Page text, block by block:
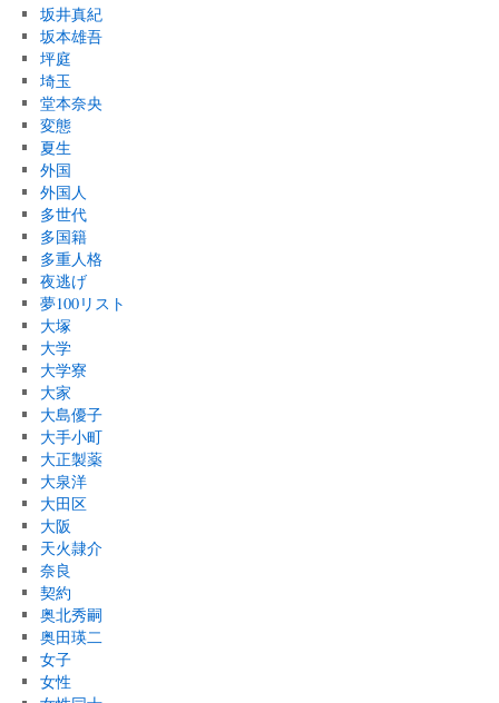
坂井真紀
坂本雄吾
坪庭
埼玉
堂本奈央
変態
夏生
外国
外国人
多世代
多国籍
多重人格
夜逃げ
夢100リスト
大塚
大学
大学寮
大家
大島優子
大手小町
大正製薬
大泉洋
大田区
大阪
天火隷介
奈良
契約
奥北秀嗣
奥田瑛二
女子
女性